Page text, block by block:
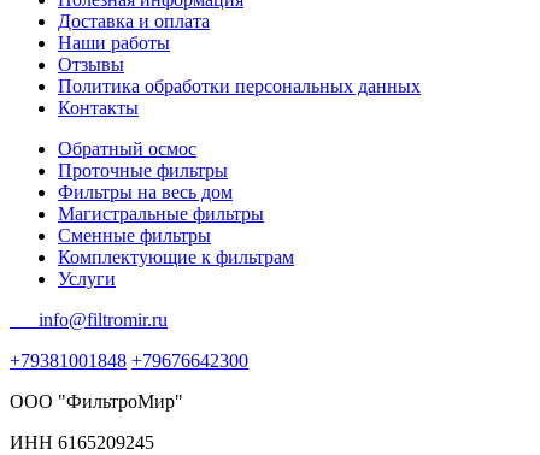
Доставка и оплата
Наши работы
Отзывы
Политика обработки персональных данных
Контакты
Обратный осмос
Проточные фильтры
Фильтры на весь дом
Магистральные фильтры
Сменные фильтры
Комплектующие к фильтрам
Услуги
info@filtromir.ru
+79381001848 +79676642300
ООО "ФильтроМир"
ИНН 6165209245